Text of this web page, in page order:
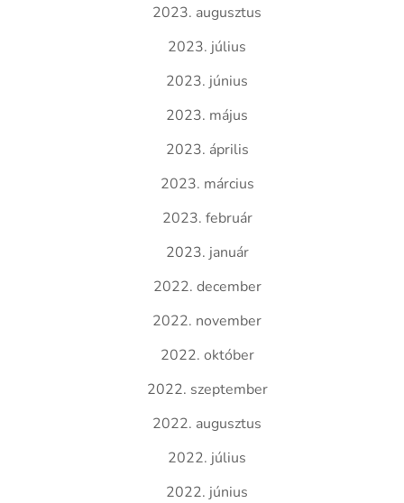
2023. augusztus
2023. július
2023. június
2023. május
2023. április
2023. március
2023. február
2023. január
2022. december
2022. november
2022. október
2022. szeptember
2022. augusztus
2022. július
2022. június